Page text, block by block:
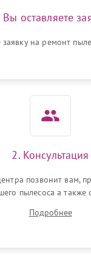
Вы оставляете
заявку на ремонт
2. Консультация
позвонит вам,
пылесоса а также
Подробнее